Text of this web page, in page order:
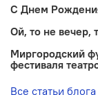
С Днем
Ой, то не вечер,
Миргородский
фестиваля
Все статьи блога